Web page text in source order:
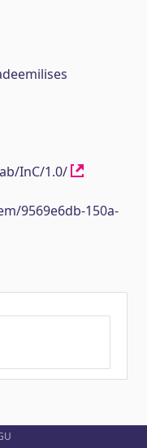
InC/1.0/
9569e6db-150a-